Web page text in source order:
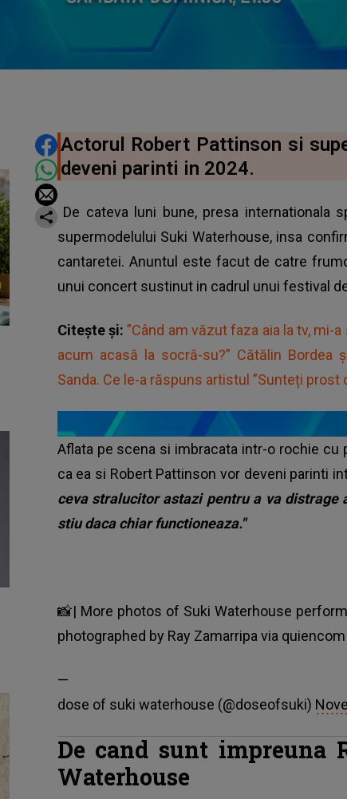
DISTRIBUIE ARTICOLUL
Actorul Robert Pattinson si
deveni parinti in 2024.
De cateva luni bune, presa internationala
supermodelului Suki Waterhouse, insa
cantaretei. Anuntul este facut de catre
unui concert sustinut in cadrul unui festival
Citește și:”Când am văzut faza aia la tv, mi-
acum acasă la socră-su?” Cătălin Bordea
Sanda. Ce le-a răspuns artistul ”Sunteți prost
Aflata pe scena si imbracata intr-o rochie cu
ca ea si Robert Pattinson vor deveni parinti
ceva stralucitor astazi pentru a va
stiu daca chiar functioneaza."
📸| More photos of Suki Waterhouse
photographed by Ray Zamarripa via
—
dose of suki waterhouse (@doseofsuki)
De cand sunt impreuna
Waterhouse